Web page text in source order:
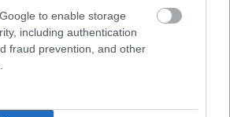
to enable storage
including authentication
fraud prevention, and other
de lesz Pogány Induló és
“borhajózás” és egy csomó minden